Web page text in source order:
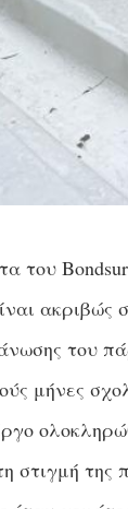
του
ακριβώς
του
μήνες
στιγμή της